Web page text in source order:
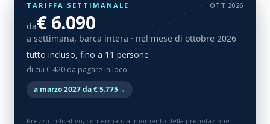
TARIFFA SETTIMANALE OTT 2026
da€ 6.090
a settimana, barca intera · nel mese di ottobre 2026
tutto incluso, fino a 11 persone
di cui € 420 da pagare in loco
a marzo 2027 da € 5.775→
Prezzo indicativo, confermato al momento della prenotazione.